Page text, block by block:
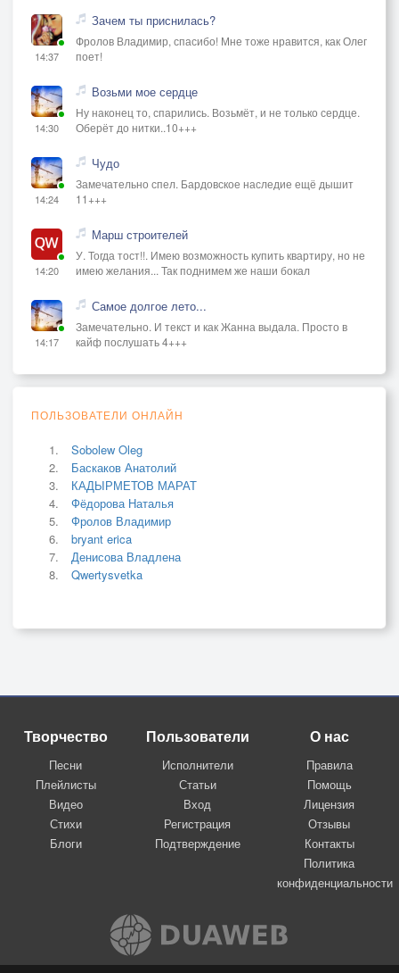
14:37
Зачем ты приснилась?
Фролов Владимир, спасибо! Мне тоже нравится, как Олег
поет!
14:30
Возьми мое сердце
Ну наконец то, спарились. Возьмёт, и не только сердце.
Оберёт до нитки..10+++
14:24
Чудо
Замечательно спел. Бардовское наследие ещё дышит
11+++
14:20
Марш строителей
У. Тогда тост!!. Имею возможность купить квартиру, но не
имею желания... Так поднимем же наши бокал
14:17
Самое долгое лето...
Замечательно. И текст и как Жанна выдала. Просто в
кайф послушать 4+++
ПОЛЬЗОВАТЕЛИ ОНЛАЙН
Sobolew Oleg
Баскаков Анатолий
КАДЫРМЕТОВ МАРАТ
Фёдорова Наталья
Фролов Владимир
bryant erica
Денисова Владлена
Qwertysvetka
Творчество
Песни
Плейлисты
Видео
Стихи
Блоги
Пользователи
Исполнители
Статьи
Вход
Регистрация
Подтверждение
О нас
Правила
Помощь
Лицензия
Отзывы
Контакты
Политика
конфиденциальности